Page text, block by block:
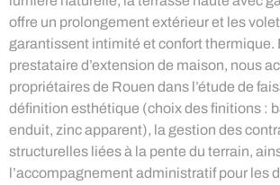
offre un prolongement extérieur et les
garantissent intimité et confort thermique.
prestataire d’extension de maison, nous
propriétaires de Rouen dans l’étude de
définition esthétique (choix des finitions :
enduit, zinc apparent), la gestion des
structurelles liées à la pente du terrain,
l’accompagnement administratif pour les